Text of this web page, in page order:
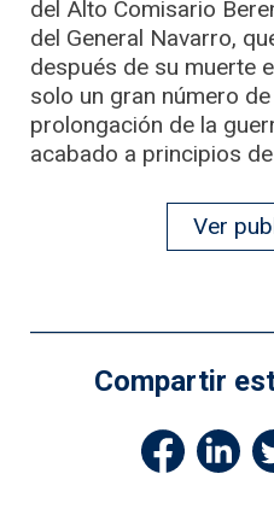
del Alto Comisario
del General Navarro,
después de su muerte
solo un gran número
prolongación de la
acabado a principios
Ver
Compartir